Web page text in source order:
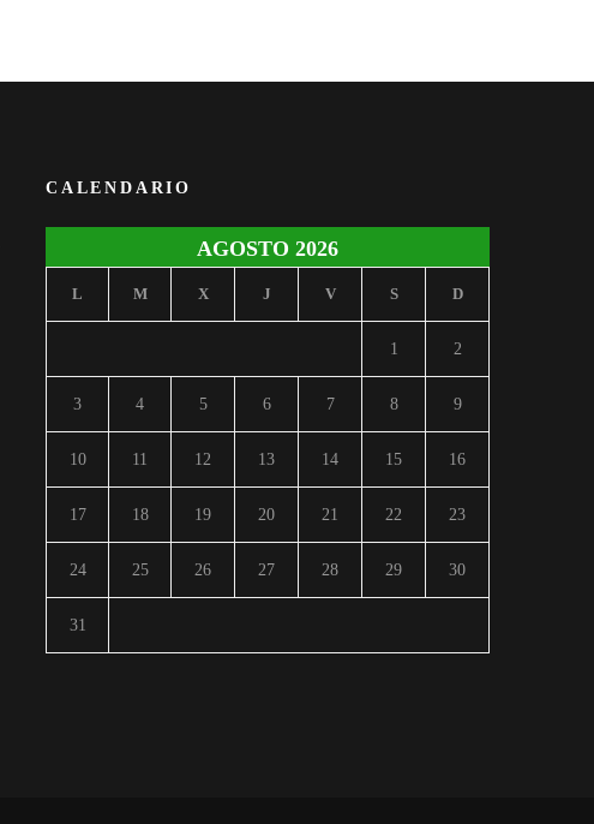
CALENDARIO
AGOSTO 2026
L M X J V S D
1 2
3 4 5 6 7 8 9
10 11 12 13 14 15 16
17 18 19 20 21 22 23
24 25 26 27 28 29 30
31